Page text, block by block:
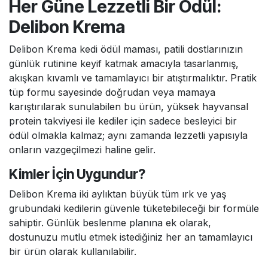
almayan, serin ve kuru bir ortamda güvenle
muhafaza edebilirsiniz.
Her Güne Lezzetli Bir Ödül:
Delibon Krema
Delibon Krema kedi ödül maması, patili dostlarınızın
günlük rutinine keyif katmak amacıyla tasarlanmış,
akışkan kıvamlı ve tamamlayıcı bir atıştırmalıktır. Pratik
tüp formu sayesinde doğrudan veya mamaya
karıştırılarak sunulabilen bu ürün, yüksek hayvansal
protein takviyesi ile kediler için sadece besleyici bir
ödül olmakla kalmaz; aynı zamanda lezzetli yapısıyla
onların vazgeçilmezi haline gelir.
Kimler İçin Uygundur?
Delibon Krema iki aylıktan büyük tüm ırk ve yaş
grubundaki kedilerin güvenle tüketebileceği bir formüle
sahiptir. Günlük beslenme planına ek olarak,
dostunuzu mutlu etmek istediğiniz her an tamamlayıcı
bir ürün olarak kullanılabilir.